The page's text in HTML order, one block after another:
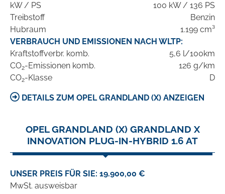
kW / PS
100 kW / 136 PS
Treibstoff
Benzin
Hubraum
1.199 cm³
VERBRAUCH UND EMISSIONEN NACH WLTP:
Kraftstoffverbr. komb.
5,6 l/100km
CO2-Emissionen komb.
126 g/km
CO2-Klasse D
DETAILS ZUM OPEL GRANDLAND (X) ANZEIGEN
OPEL GRANDLAND (X) GRANDLAND X
INNOVATION PLUG-IN-HYBRID 1.6 AT
UNSER PREIS FÜR SIE: 19.900,00 €
MwSt. ausweisbar